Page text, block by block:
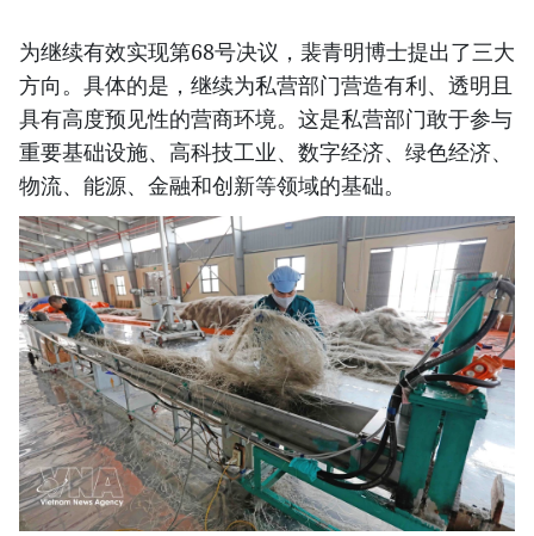
为继续有效实现第68号决议，裴青明博士提出了三大
方向。具体的是，继续为私营部门营造有利、透明且
具有高度预见性的营商环境。这是私营部门敢于参与
重要基础设施、高科技工业、数字经济、绿色经济、
物流、能源、金融和创新等领域的基础。